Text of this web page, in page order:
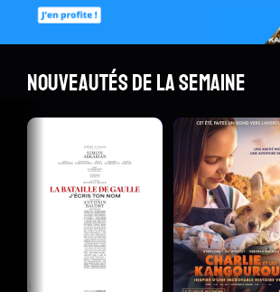
Nouveautés de la semaine